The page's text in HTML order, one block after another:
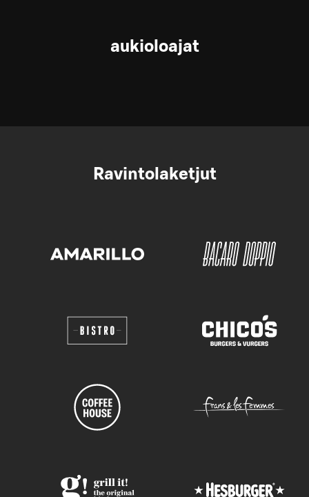
aukioloajat
Ravintolaketjut